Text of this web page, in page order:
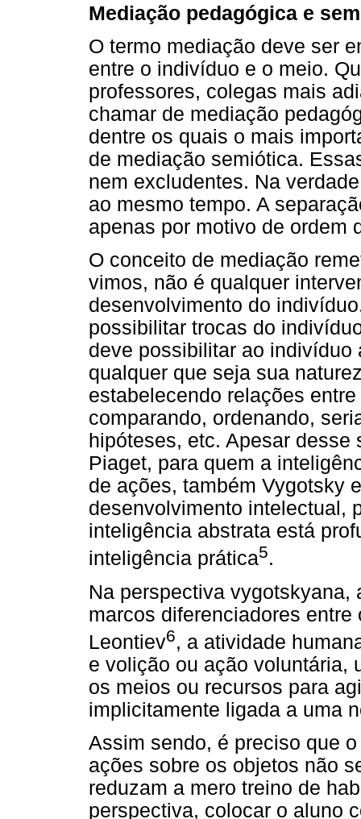
Mediação pedagógica e
O termo mediação deve ser
entre o indivíduo e o meio.
professores, colegas mais
chamar de mediação
dentre os quais o mais
de mediação semiótica.
nem excludentes. Na
ao mesmo tempo. A
apenas por motivo de ordem
O conceito de mediação
vimos, não é qualquer
desenvolvimento do
possibilitar trocas do
deve possibilitar ao indivíduo
qualquer que seja sua
estabelecendo relações
comparando, ordenando,
hipóteses, etc. Apesar
Piaget, para quem a
de ações, também Vygotsky
desenvolvimento intelectual,
inteligência abstrata está
inteligência prática5.
Na perspectiva vygotskyana,
marcos diferenciadores
Leontiev6, a atividade
e volição ou ação voluntária,
os meios ou recursos para
implicitamente ligada a uma
Assim sendo, é preciso que
ações sobre os objetos não
reduzam a mero treino de
perspectiva, colocar o aluno